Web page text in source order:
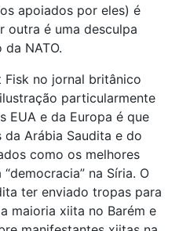
apoiados por eles) é
outra é uma desculpa
da NATO.
Fisk no jornal britânico
particularmente
EUA e da Europa é que
Arábia Saudita e do
como os melhores
na Síria. O
ter enviado tropas para
maioria xiita no Barém e